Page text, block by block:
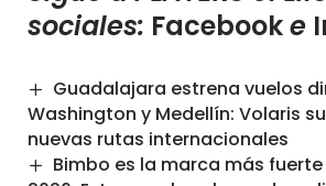
sociales: Facebooke
Guadalajara estrena vuelos
Washington y Medellín: Volaris
nuevas rutas internacionales
Bimbo es la marca más fuerte